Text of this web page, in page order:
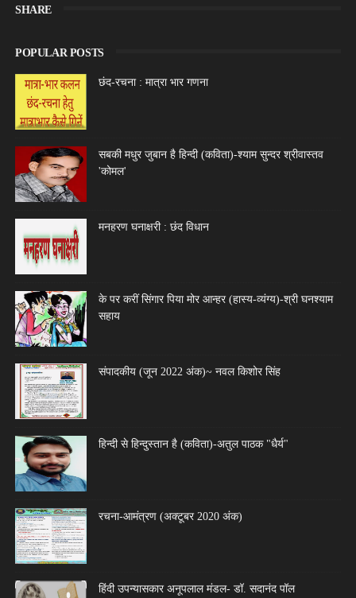
SHARE
POPULAR POSTS
छंद-रचना : मात्रा भार गणना
सबकी मधुर जुबान है हिन्दी (कविता)-श्याम सुन्दर श्रीवास्तव
'कोमल'
मनहरण घनाक्षरी : छंद विधान
के पर करीं सिंगार पिया मोर आन्हर (हास्य-व्यंग्य)-श्री घनश्याम
सहाय
संपादकीय (जून 2022 अंक)~ नवल किशोर सिंह
हिन्दी से हिन्दुस्तान है (कविता)-अतुल पाठक "धैर्य"
रचना-आमंत्रण (अक्टूबर 2020 अंक)
हिंदी उपन्यासकार अनूपलाल मंडल- डॉ. सदानंद पॉल